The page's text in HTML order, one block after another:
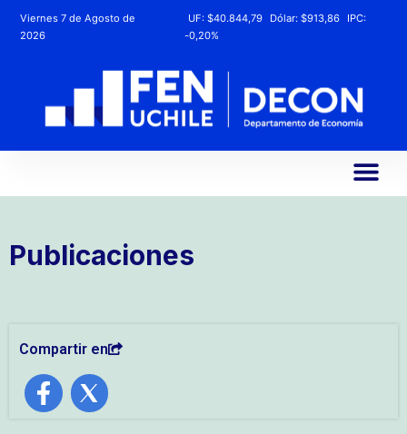
Viernes 7 de Agosto de
2026
UF: $40.844,79 Dólar: $913,86
IPC:
-0,20%
Publicaciones
Compartir en